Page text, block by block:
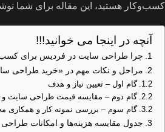
کسب‌و‌کار هستید، این مقاله برای شما
آنچه در اینجا می خوانید!!!
چرا طراحی سایت در فردیس برای
مراحل و نکات مهم در «خرید طراحی
گام اول – تعیین نیاز و هدف
گام دوم – مقایسه قیمت طراحی سایت و
گام سوم – بررسی نمونه کار و همکاری
جدول مقایسه هزینه‌ها و امکانات